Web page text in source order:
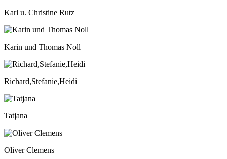
Karl u. Christine Rutz
Karin und Thomas Noll
Richard,Stefanie,Heidi
Tatjana
Oliver Clemens